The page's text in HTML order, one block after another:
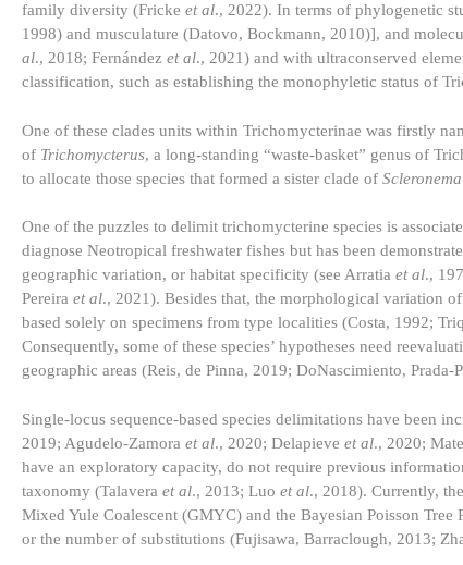
family diversity (Fricke et al., 2022). In terms of phylogenetic
1998) and musculature (Datovo, Bockmann, 2010)], and
al., 2018; Fernández et al., 2021) and with ultraconserved
classification, such as establishing the monophyletic status of
One of these clades units within Trichomycterinae was firstly
of Trichomycterus, a long-standing “waste-basket” genus of
to allocate those species that formed a sister clade of Scleronema
One of the puzzles to delimit trichomycterine species is
diagnose Neotropical freshwater fishes but has been
geographic variation, or habitat specificity (see Arratia et al.,
Pereira et al., 2021). Besides that, the morphological variation
based solely on specimens from type localities (Costa, 1992;
Consequently, some of these species’ hypotheses need
geographic areas (Reis, de Pinna, 2019; DoNascimiento, Prada-
Single-locus sequence-based species delimitations have been
2019; Agudelo-Zamora et al., 2020; Delapieve et al., 2020;
have an exploratory capacity, do not require previous
taxonomy (Talavera et al., 2013; Luo et al., 2018). Currently,
Mixed Yule Coalescent (GMYC) and the Bayesian Poisson
or the number of substitutions (Fujisawa, Barraclough, 2013;